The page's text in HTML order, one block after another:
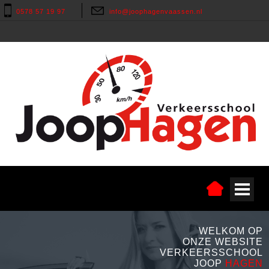
0578 57 19 97 info@joophagenvaassen.nl
WELKOM OP
ONZE WEBSITE
VERKEERSSCHOOL
JOOP HAGEN